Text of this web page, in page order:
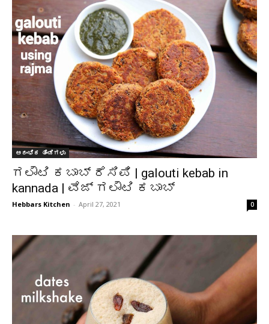
ಆರಂಭಿಕ ತಿಂಡಿಗಳು
ಗಲೌಟಿ ಕಬಾಬ್ ರೆಸಿಪಿ | galouti kebab in
kannada | ವೆಜ್ ಗಲೌಟಿ ಕಬಾಬ್
Hebbars Kitchen - April 27, 2021 0